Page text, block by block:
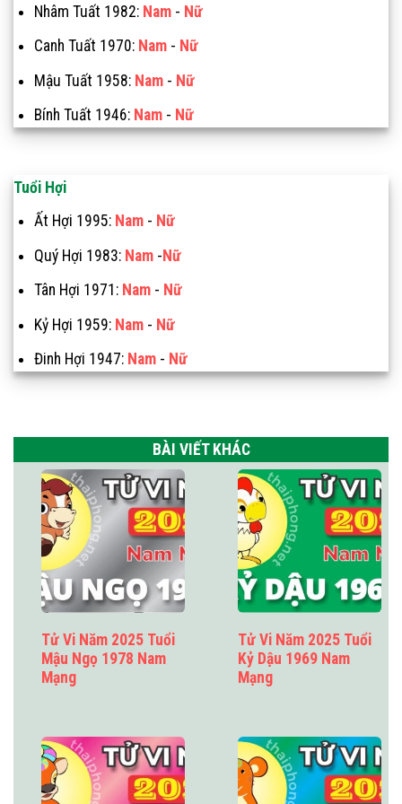
Nhâm Tuất 1982: Nam- Nữ
Canh Tuất 1970: Nam- Nữ
Mậu Tuất 1958: Nam- Nữ
Bính Tuất 1946: Nam- Nữ
Tuổi Hợi
Ất Hợi 1995: Nam- Nữ
Quý Hợi 1983: Nam-Nữ
Tân Hợi 1971: Nam- Nữ
Kỷ Hợi 1959: Nam- Nữ
Đinh Hợi 1947: Nam- Nữ
BÀI VIẾT KHÁC
Tử Vi Năm 2025 Tuổi
Mậu Ngọ 1978 Nam
Mạng
Tử Vi Năm 2025 Tuổi
Kỷ Dậu 1969 Nam
Mạng